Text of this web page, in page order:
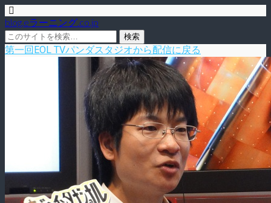
blog.eラーニング.co.jp
第一回EOL TVパンダスタジオから配信に戻る